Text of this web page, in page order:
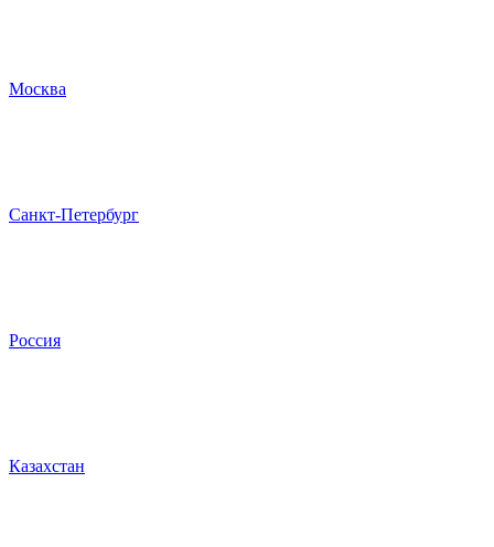
Москва
Санкт-Петербург
Россия
Казахстан